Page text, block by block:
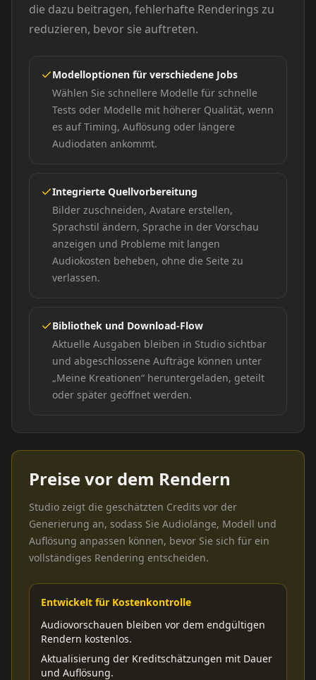
die dazu beitragen, fehlerhafte Renderings zu
reduzieren, bevor sie auftreten.
Modelloptionen für verschiedene Jobs
Wählen Sie schnellere Modelle für schnelle
Tests oder Modelle mit höherer Qualität, wenn
es auf Timing, Auflösung oder längere
Audiodaten ankommt.
Integrierte Quellvorbereitung
Bilder zuschneiden, Avatare erstellen,
Sprachstil ändern, Sprache in der Vorschau
anzeigen und Probleme mit langen
Audiokosten beheben, ohne die Seite zu
verlassen.
Bibliothek und Download-Flow
Aktuelle Ausgaben bleiben in Studio sichtbar
und abgeschlossene Aufträge können unter
„Meine Kreationen“ heruntergeladen, geteilt
oder später geöffnet werden.
Preise vor dem Rendern
Studio zeigt die geschätzten Credits vor der
Generierung an, sodass Sie Audiolänge, Modell und
Auflösung anpassen können, bevor Sie sich für ein
vollständiges Rendering entscheiden.
Entwickelt für Kostenkontrolle
Audiovorschauen bleiben vor dem endgültigen
Rendern kostenlos.
Aktualisierung der Kreditschätzungen mit Dauer
und Auflösung.